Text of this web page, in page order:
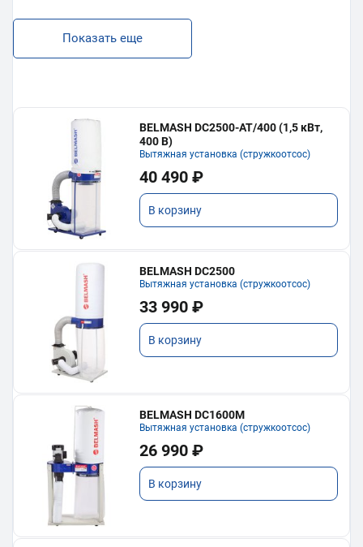
Показать еще
BELMASH DC2500-AT/400 (1,5 кВт,
400 В)
Вытяжная установка (стружкоотсос)
40 490 ₽
В корзину
BELMASH DC2500
Вытяжная установка (стружкоотсос)
33 990 ₽
В корзину
BELMASH DC1600M
Вытяжная установка (стружкоотсос)
26 990 ₽
В корзину